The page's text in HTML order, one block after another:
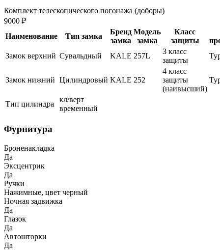
Комплект телескопического погонажа (доборы)
9000 ₽
Наименование
Тип замка
Бренд
замка
Модель
замка
Класс
защиты
Замок верхний Сувальдный KALE 257L
3 класс
защиты
Замок нижний Цилиндровый KALE 252
4 класс
защиты
(наивысший)
Тип цилиндра
кл/верт
временный
Фурнитура
Броненакладка
Да
Эксцентрик
Да
Ручки
Нажимные, цвет черный
Ночная задвижка
Да
Глазок
Да
Автошторки
Да